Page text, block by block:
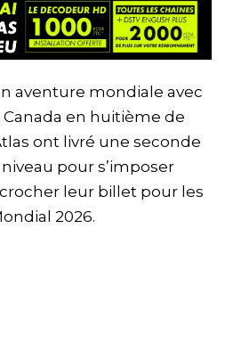
aventure mondiale avec
en huitième de
ont livré une seconde
pour s’imposer
leur billet pour les
2026.